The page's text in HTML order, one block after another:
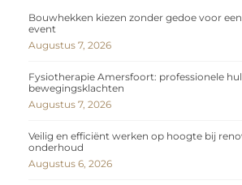
Bouwhekken kiezen zonder gedoe voor
event
Augustus 7, 2026
Fysiotherapie Amersfoort: professionele
bewegingsklachten
Augustus 7, 2026
Veilig en efficiënt werken op hoogte bij
onderhoud
Augustus 6, 2026